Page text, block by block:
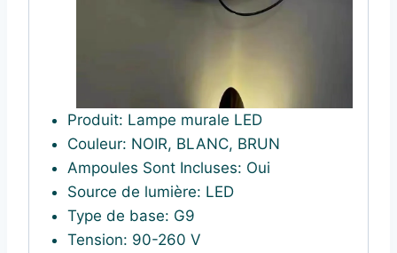
Produit: Lampe murale LED
Couleur: NOIR, BLANC, BRUN
Ampoules Sont Incluses: Oui
Source de lumière: LED
Type de base: G9
Tension: 90-260 V